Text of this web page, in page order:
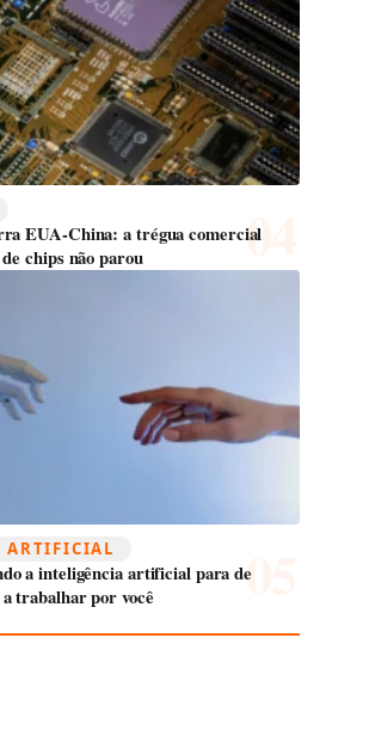
EUA-China: a trégua comercial
chips não parou
ARTIFICIAL
a inteligência artificial para de
trabalhar por você